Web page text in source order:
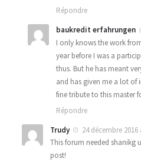
Répondre
baukredit erfahrungen
I only knows the work
year before I was a
thus. But he has meant
and has given me a lot of
fine tribute to this master
Répondre
Trudy
24 décembre
This forum needed shanikg
post!